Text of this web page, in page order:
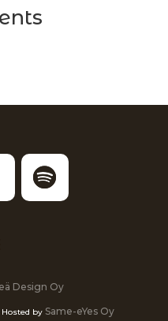
Design Oy
by Same-eYes Oy